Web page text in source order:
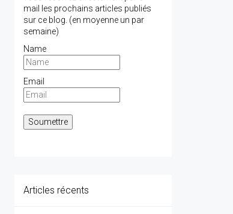
mail les prochains articles publiés
sur ce blog. (en moyenne un par
semaine)
Name
Email
Articles récents